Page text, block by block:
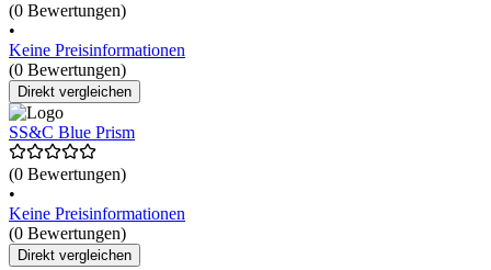
(0 Bewertungen)
•
Keine Preisinformationen
(0 Bewertungen)
Direkt vergleichen
SS&C Blue Prism
(0 Bewertungen)
•
Keine Preisinformationen
(0 Bewertungen)
Direkt vergleichen